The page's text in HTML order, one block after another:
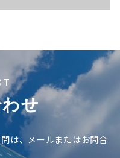
せ
は、メールまたはお問合